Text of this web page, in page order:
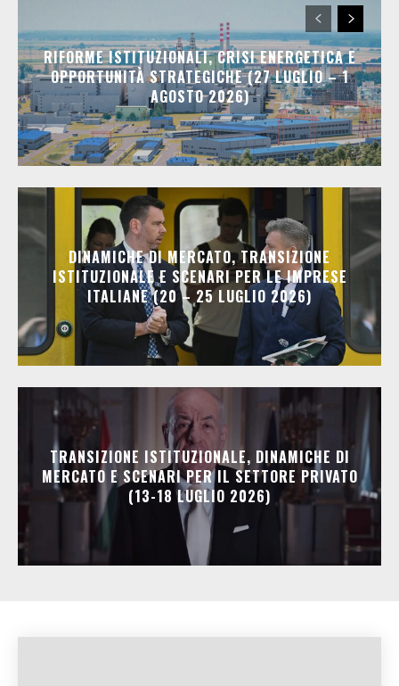
RIFORME ISTITUZIONALI, CRISI ENERGETICA E
OPPORTUNITÀ STRATEGICHE (27 LUGLIO – 1
AGOSTO 2026)
DINAMICHE DI MERCATO, TRANSIZIONE
ISTITUZIONALE E SCENARI PER LE IMPRESE
ITALIANE (20 – 25 LUGLIO 2026)
TRANSIZIONE ISTITUZIONALE, DINAMICHE DI
MERCATO E SCENARI PER IL SETTORE PRIVATO
(13-18 LUGLIO 2026)